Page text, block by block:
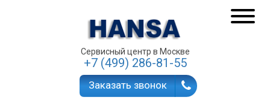
Сервисный центр в Москве
+7 (499) 286-81-55
Заказать звонок